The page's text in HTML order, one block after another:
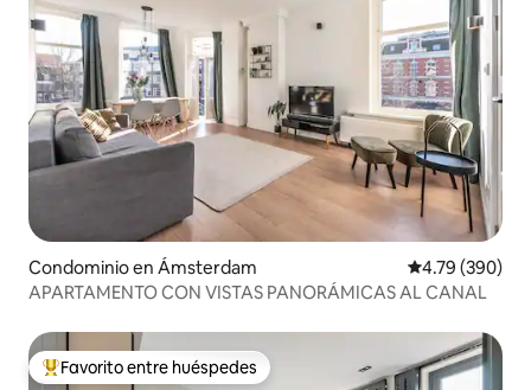
Condominio en Ámsterdam Calificación
4.79 (390)
APARTAMENTO CON VISTAS PANORÁMICAS AL CANAL
De los mejores en Favorito entre huéspedes
Favorito entre huéspedes